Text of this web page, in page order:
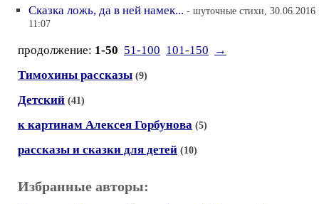
Сказка ложь, да в ней намек... - шуточные стихи, 30.06.2016
11:07
продолжение: 1-50 51-100 101-150
→
Тимохины рассказы (9)
Детский (41)
к картинам Алексея Горбунова (5)
рассказы и сказки для детей (10)
Избранные авторы: